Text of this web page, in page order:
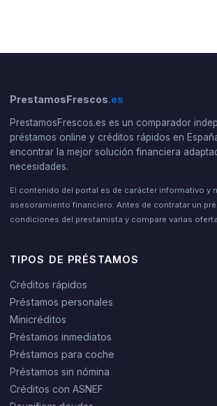
PrestamosFrescos.es
PrestamosFrescos.es es un comparador
préstamos online y créditos rápidos en
encontrar la mejor solución financiera
necesidades.
El contenido del portal es de carácter informativo y
asesoramiento financiero. Antes de contratar un
condiciones del prestamista y compare varias
TIPOS DE PRÉSTAMOS
Créditos rápidos
Préstamos personales
Minicréditos
Préstamos inmediatos
Préstamos para coche
Préstamos sin nómina
Créditos con ASNEF